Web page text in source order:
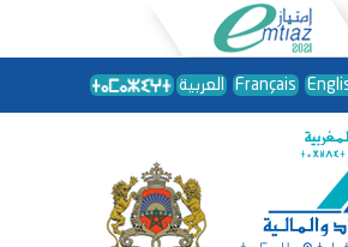
العربية Français